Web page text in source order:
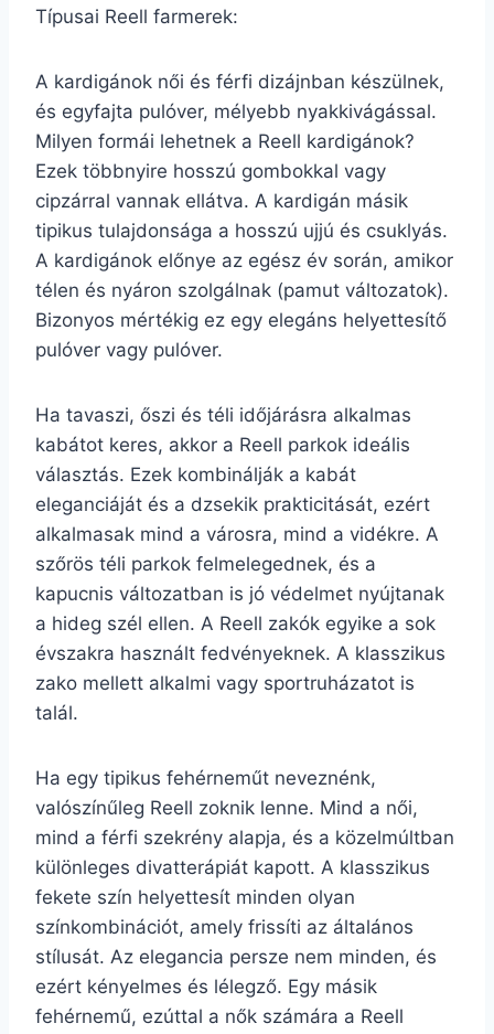
Típusai Reell farmerek:
A kardigánok női és férfi dizájnban készülnek,
és egyfajta pulóver, mélyebb nyakkivágással.
Milyen formái lehetnek a Reell kardigánok?
Ezek többnyire hosszú gombokkal vagy
cipzárral vannak ellátva. A kardigán másik
tipikus tulajdonsága a hosszú ujjú és csuklyás.
A kardigánok előnye az egész év során, amikor
télen és nyáron szolgálnak (pamut változatok).
Bizonyos mértékig ez egy elegáns helyettesítő
pulóver vagy pulóver.
Ha tavaszi, őszi és téli időjárásra alkalmas
kabátot keres, akkor a Reell parkok ideális
választás. Ezek kombinálják a kabát
eleganciáját és a dzsekik prakticitását, ezért
alkalmasak mind a városra, mind a vidékre. A
szőrös téli parkok felmelegednek, és a
kapucnis változatban is jó védelmet nyújtanak
a hideg szél ellen. A Reell zakók egyike a sok
évszakra használt fedvényeknek. A klasszikus
zako mellett alkalmi vagy sportruházatot is
talál.
Ha egy tipikus fehérneműt neveznénk,
valószínűleg Reell zoknik lenne. Mind a női,
mind a férfi szekrény alapja, és a közelmúltban
különleges divatterápiát kapott. A klasszikus
fekete szín helyettesít minden olyan
színkombinációt, amely frissíti az általános
stílusát. Az elegancia persze nem minden, és
ezért kényelmes és lélegző. Egy másik
fehérnemű, ezúttal a nők számára a Reell